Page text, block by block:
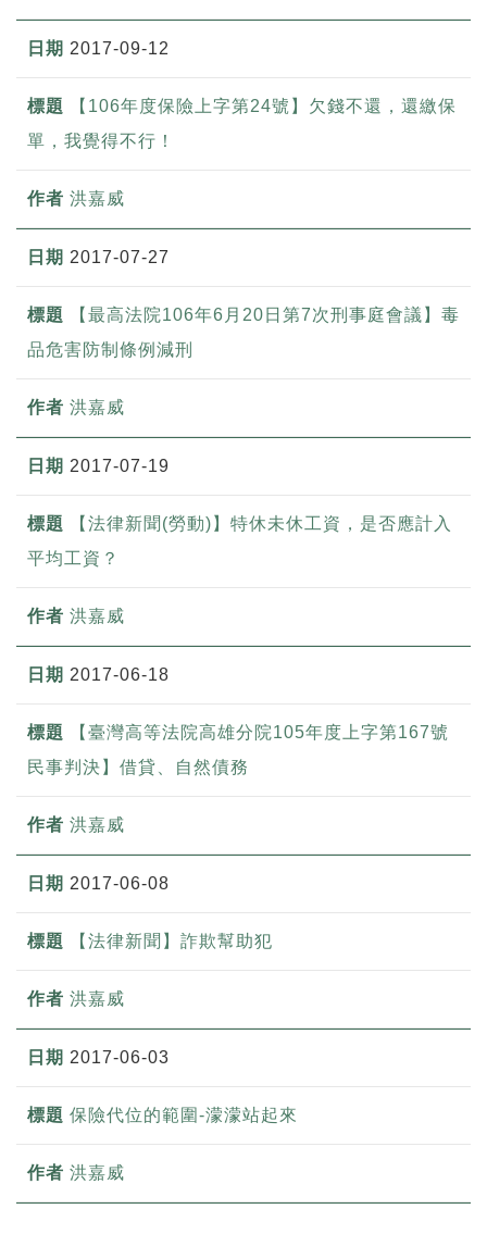
2017-09-12
【106年度保險上字第24號】欠錢不還，還繳保
單，我覺得不行！
洪嘉威
2017-07-27
【最高法院106年6月20日第7次刑事庭會議】毒
品危害防制條例減刑
洪嘉威
2017-07-19
【法律新聞(勞動)】特休未休工資，是否應計入
平均工資？
洪嘉威
2017-06-18
【臺灣高等法院高雄分院105年度上字第167號
民事判決】借貸、自然債務
洪嘉威
2017-06-08
【法律新聞】詐欺幫助犯
洪嘉威
2017-06-03
保險代位的範圍-濛濛站起來
洪嘉威